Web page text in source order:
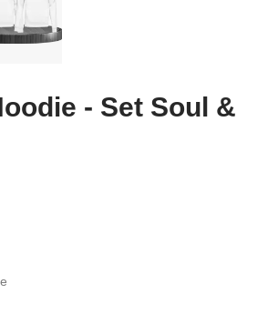
- Set Soul &